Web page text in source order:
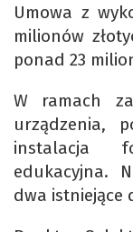
Umowa z
milionów
ponad 23
W ramach
urządzenia,
instalacja
edukacyjna.
dwa istniejące